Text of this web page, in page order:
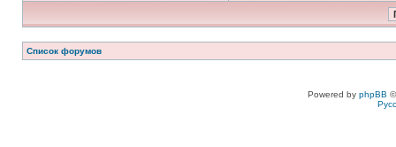
Список форумов
Powered by phpBB